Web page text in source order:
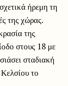
ήρεμη τη
της χώρας.
της
στους 18 με
σταδιακή
το